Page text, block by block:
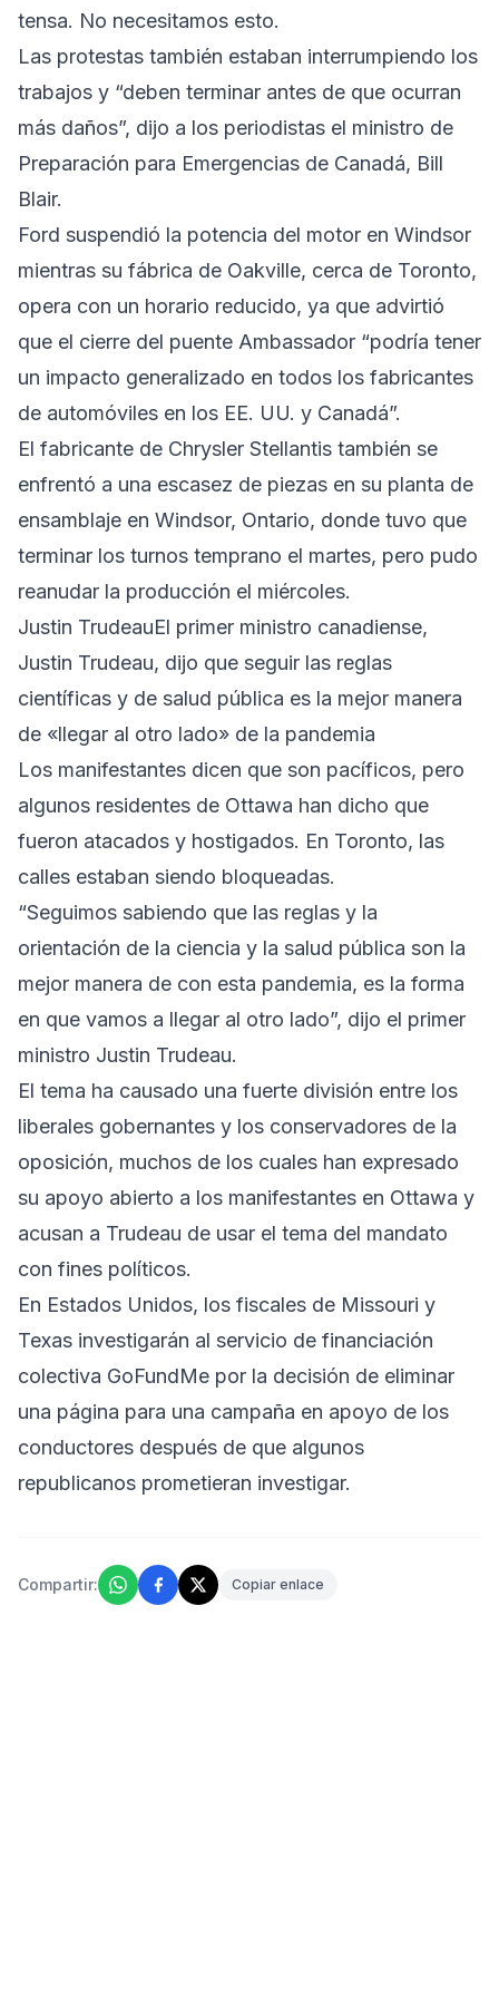
tensa. No necesitamos esto.
Las protestas también estaban interrumpiendo los
trabajos y “deben terminar antes de que ocurran
más daños”, dijo a los periodistas el ministro de
Preparación para Emergencias de Canadá, Bill
Blair.
Ford suspendió la potencia del motor en Windsor
mientras su fábrica de Oakville, cerca de Toronto,
opera con un horario reducido, ya que advirtió
que el cierre del puente Ambassador “podría tener
un impacto generalizado en todos los fabricantes
de automóviles en los EE. UU. y Canadá”.
El fabricante de Chrysler Stellantis también se
enfrentó a una escasez de piezas en su planta de
ensamblaje en Windsor, Ontario, donde tuvo que
terminar los turnos temprano el martes, pero pudo
reanudar la producción el miércoles.
Justin TrudeauEl primer ministro canadiense,
Justin Trudeau, dijo que seguir las reglas
científicas y de salud pública es la mejor manera
de «llegar al otro lado» de la pandemia
Los manifestantes dicen que son pacíficos, pero
algunos residentes de Ottawa han dicho que
fueron atacados y hostigados. En Toronto, las
calles estaban siendo bloqueadas.
“Seguimos sabiendo que las reglas y la
orientación de la ciencia y la salud pública son la
mejor manera de con esta pandemia, es la forma
en que vamos a llegar al otro lado”, dijo el primer
ministro Justin Trudeau.
El tema ha causado una fuerte división entre los
liberales gobernantes y los conservadores de la
oposición, muchos de los cuales han expresado
su apoyo abierto a los manifestantes en Ottawa y
acusan a Trudeau de usar el tema del mandato
con fines políticos.
En Estados Unidos, los fiscales de Missouri y
Texas investigarán al servicio de financiación
colectiva GoFundMe por la decisión de eliminar
una página para una campaña en apoyo de los
conductores después de que algunos
republicanos prometieran investigar.
Compartir: Copiar enlace